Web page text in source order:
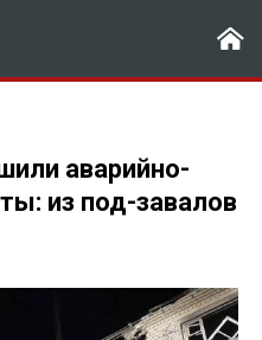
аварийно-
из под-завалов